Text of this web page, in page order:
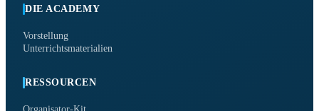
DIE ACADEMY
Vorstellung
Unterrichtsmaterialien
RESSOURCEN